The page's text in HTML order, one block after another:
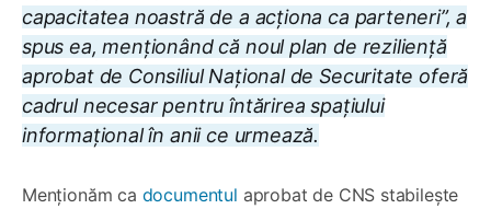
capacitatea noastră de a acționa ca parteneri”, a
spus ea, menționând că noul plan de reziliență
aprobat de Consiliul Național de Securitate oferă
cadrul necesar pentru întărirea spațiului
informațional în anii ce urmează.
Menționăm ca documentul aprobat de CNS stabilește